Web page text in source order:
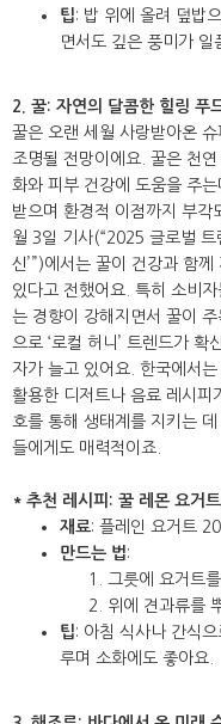
팁: 밥 위에 올려 덮밥
면서도 깊은 풍미가 일
2. 꿀: 자연의 달콤한 힐링 푸
꿀은 오랜 세월 사랑받아온
조명될 전망이에요. 꿀은 천
화와 피부 건강에 도움을 주
받으며 환경적 이점까지 부각
월 3일 기사(“2025 글로벌 트
신’”)에서는 꿀이 건강과 함
있다고 전했어요. 특히 소비
는 경향이 강해지면서 꿀이
으로 ‘로컬 허니’ 트렌드가 확
자가 늘고 있어요. 한국에서
활용한 디저트나 음료 레시피
호를 통해 생태계를 지키는
들에게도 매력적이죠.
* 추천 레시피: 꿀 레몬 요거
재료: 플레인 요거트
만드는 법:
그릇에 요거트
위에 견과류를
팁: 아침 식사나 간식
루며 소화에도 좋아요.